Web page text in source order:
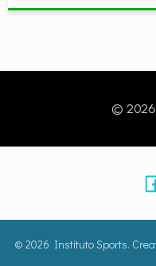
© 2026
© 2026 Instituto Sports.